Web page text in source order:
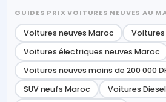
GUIDES PRIX VOITURES NEUVES AU
Voitures neuves Maroc
Voitures électriques neuves Maroc
Voitures neuves moins de 200 000
SUV neufs Maroc
Voitures